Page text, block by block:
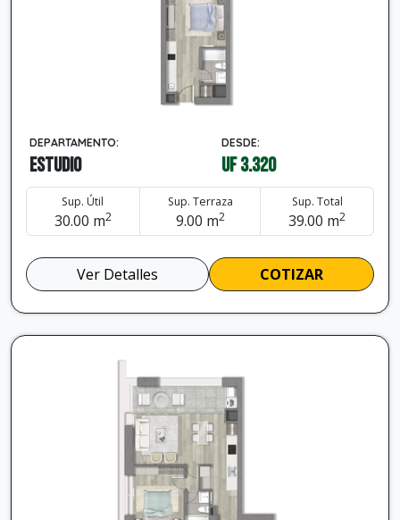
DEPARTAMENTO:
Estudio
DESDE:
UF 3.320
Sup. Útil
30.00 m2
Sup. Terraza
9.00 m2
Sup. Total
39.00 m2
Ver Detalles COTIZAR